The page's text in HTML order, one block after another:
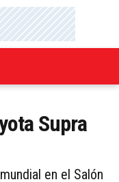
Supra
en el Salón